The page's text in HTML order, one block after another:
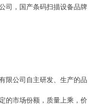
司，国产条码扫描设备品牌
限公司自主研发、生产的品
的市场份额，质量上乘，价